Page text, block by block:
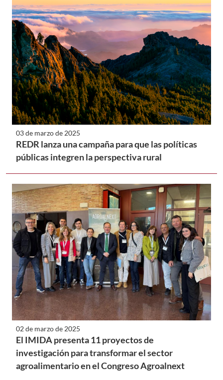
03 de marzo de 2025
REDR lanza una campaña para que las políticas
públicas integren la perspectiva rural
02 de marzo de 2025
El IMIDA presenta 11 proyectos de
investigación para transformar el sector
agroalimentario en el Congreso Agroalnext